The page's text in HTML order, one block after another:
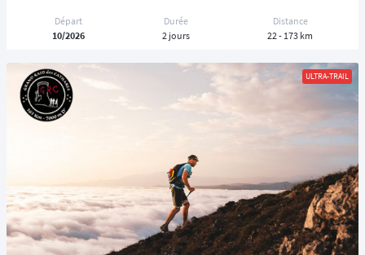
Départ
10/2026
Durée
2 jours
Distance
22 - 173 km
ULTRA-TRAIL